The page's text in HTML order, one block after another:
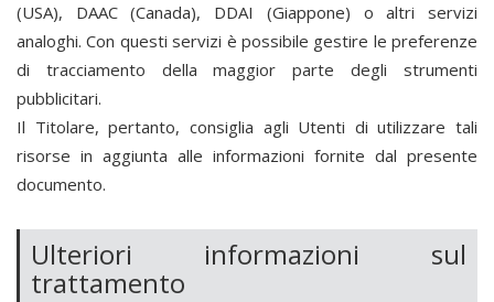
(USA), DAAC (Canada), DDAI (Giappone) o altri servizi
analoghi. Con questi servizi è possibile gestire le preferenze
di tracciamento della maggior parte degli strumenti
pubblicitari.
Il Titolare, pertanto, consiglia agli Utenti di utilizzare tali
risorse in aggiunta alle informazioni fornite dal presente
documento.
Ulteriori informazioni sul
trattamento